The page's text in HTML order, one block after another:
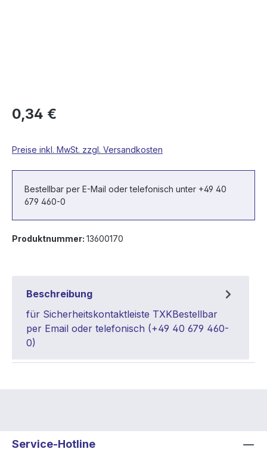
0,34 €
Preise inkl. MwSt. zzgl. Versandkosten
Bestellbar per E-Mail oder telefonisch unter +49 40
679 460-0
Produktnummer: 13600170
Beschreibung
für Sicherheitskontaktleiste TXKBestellbar
per Email oder telefonisch (+49 40 679 460-
0)
Service-Hotline